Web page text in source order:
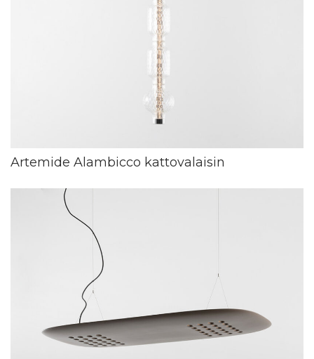
Artemide Alambicco kattovalaisin